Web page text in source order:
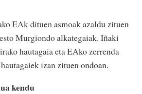
EAk dituen asmoak azaldu zituen
Murgiondo alkategaiak. Iñaki
hautagaia eta EAko zerrenda
izan zituen ondoan.
kendu